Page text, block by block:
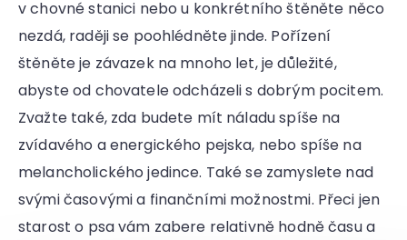
v chovné stanici nebo u konkrétního štěněte něco
nezdá, raději se poohlédněte jinde. Pořízení
štěněte je závazek na mnoho let, je důležité,
abyste od chovatele odcházeli s dobrým pocitem.
Zvažte také, zda budete mít náladu spíše na
zvídavého a energického pejska, nebo spíše na
melancholického jedince. Také se zamyslete nad
svými časovými a finančními možnostmi. Přeci jen
starost o psa vám zabere relativně hodně času a